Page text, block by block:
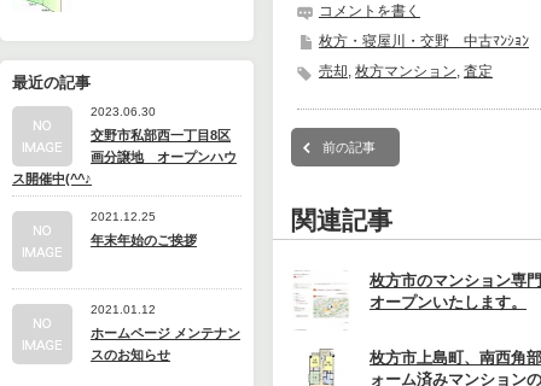
最近の記事
2023.06.30
交野市私部西一丁目8区
画分譲地 オープンハウ
ス開催中(^^♪
2021.12.25
年末年始のご挨拶
2021.01.12
ホームページ メンテナン
スのお知らせ
コメントを書く
枚方・寝屋川・交野 中古ﾏﾝｼｮﾝ
売却 枚方マンション 査定
前の記事
関連記事
枚方市のマンション専
オープンいたします。
枚方市上島町、南西角
ォーム済みマンション